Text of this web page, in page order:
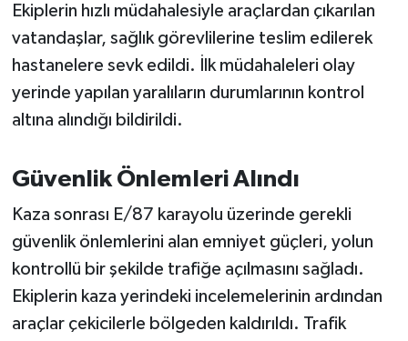
Ekiplerin hızlı müdahalesiyle araçlardan çıkarılan
vatandaşlar, sağlık görevlilerine teslim edilerek
hastanelere sevk edildi. İlk müdahaleleri olay
yerinde yapılan yaralıların durumlarının kontrol
altına alındığı bildirildi.
Güvenlik Önlemleri Alındı
Kaza sonrası E/87 karayolu üzerinde gerekli
güvenlik önlemlerini alan emniyet güçleri, yolun
kontrollü bir şekilde trafiğe açılmasını sağladı.
Ekiplerin kaza yerindeki incelemelerinin ardından
araçlar çekicilerle bölgeden kaldırıldı. Trafik